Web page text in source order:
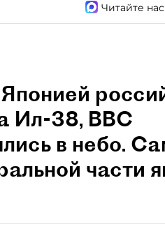
Читайте
Ил-38, ВВС
в небо.
части